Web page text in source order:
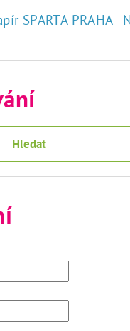
Hledat